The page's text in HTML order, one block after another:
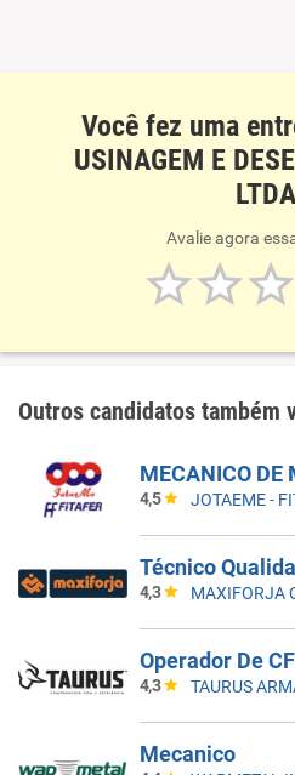
Você fez uma
USINAGEM E
Avalie agora
Outros candidatos também
MECANICO DE
4,5
Técnico
4,3
Operador De
4,3 TAURUS
Mecanico